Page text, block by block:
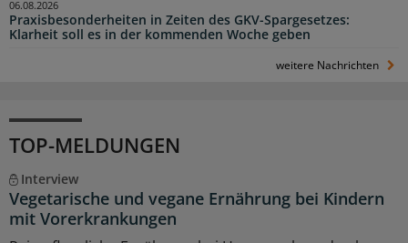
Praxisbesonderheiten in Zeiten des GKV-Spargesetzes:
Klarheit soll es in der kommenden Woche geben
06.08.2026
weitere Nachrichten
TOP-MELDUNGEN
Interview
Vegetarische und vegane Ernährung bei Kindern
mit Vorerkrankungen